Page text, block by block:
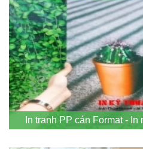
In tranh PP cán Format -